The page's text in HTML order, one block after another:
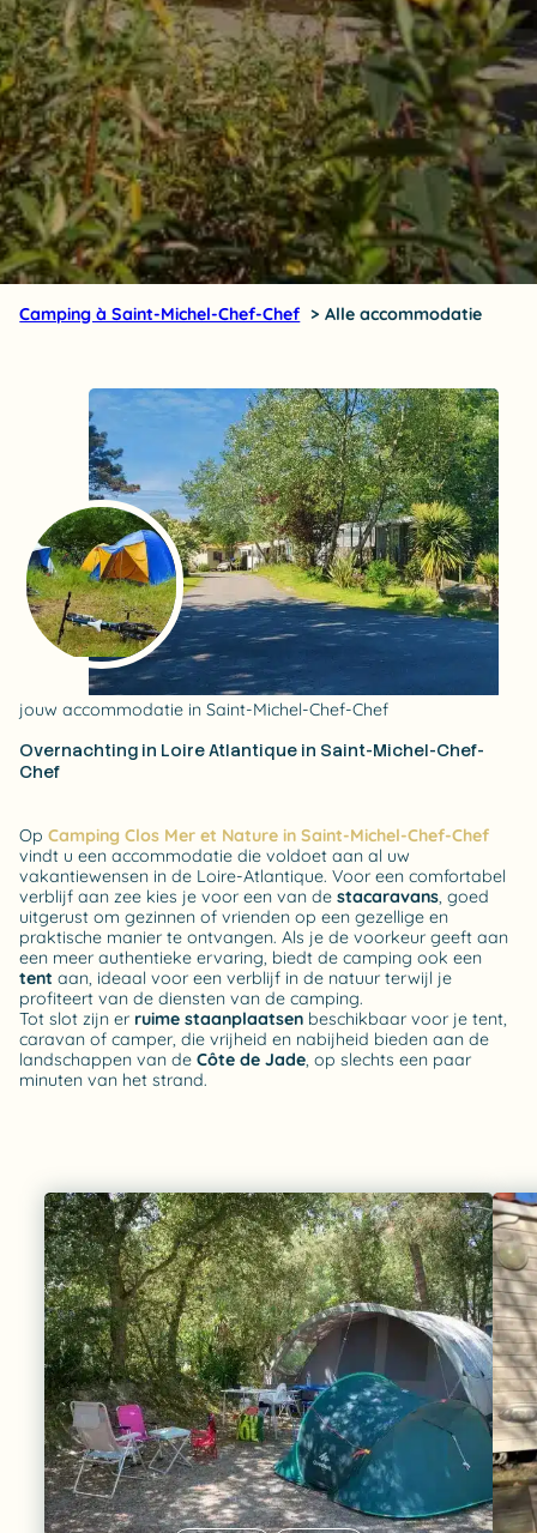
Camping à Saint-Michel-Chef-Chef Alle accommodatie
jouw accommodatie in Saint-Michel-Chef-Chef
Overnachting in Loire Atlantique in Saint-Michel-Chef-
Chef
Op Camping Clos Mer et Nature in Saint-Michel-Chef-Chef
vindt u een accommodatie die voldoet aan al uw
vakantiewensen in de Loire-Atlantique. Voor een comfortabel
verblijf aan zee kies je voor een van de stacaravans, goed
uitgerust om gezinnen of vrienden op een gezellige en
praktische manier te ontvangen. Als je de voorkeur geeft aan
een meer authentieke ervaring, biedt de camping ook een
tent aan, ideaal voor een verblijf in de natuur terwijl je
profiteert van de diensten van de camping.
Tot slot zijn er ruime staanplaatsen beschikbaar voor je tent,
caravan of camper, die vrijheid en nabijheid bieden aan de
landschappen van de Côte de Jade, op slechts een paar
minuten van het strand.